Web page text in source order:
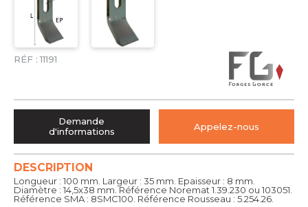
RÉF : 11191
DESCRIPTION
Longueur : 100 mm. Largeur : 35 mm. Epaisseur : 8 mm.
Diamètre : 14,5x38 mm. Référence Noremat 1.39.230 ou 103051.
Référence SMA : 8SMC100. Référence Rousseau : 5.254.26.
Demande
d'informations
Appelez-nous